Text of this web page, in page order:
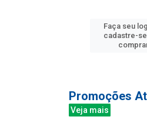
Faça seu
cadastre-
Promoções
Veja mais